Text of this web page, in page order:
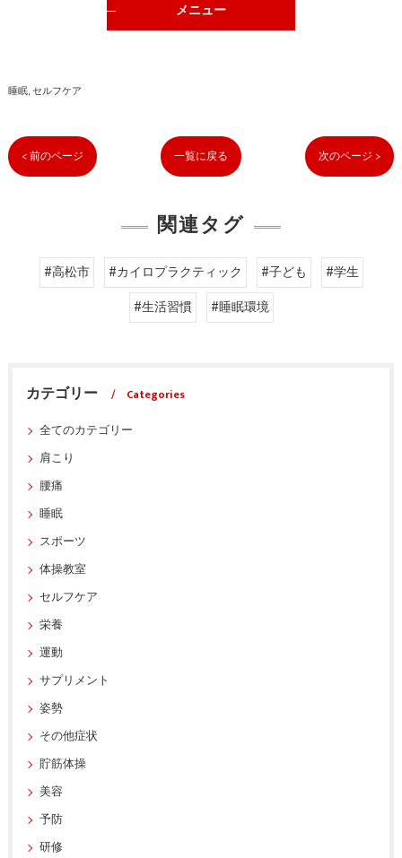
メニュー
睡眠 セルフケア
< 前のページ 一覧に戻る 次のページ >
関連タグ
#高松市 #カイロプラクティック #子ども
#学生
#生活習慣
#睡眠環境
カテゴリー
Categories
全てのカテゴリー
肩こり
腰痛
睡眠
スポーツ
体操教室
セルフケア
栄養
運動
サプリメント
姿勢
その他症状
貯筋体操
美容
予防
研修